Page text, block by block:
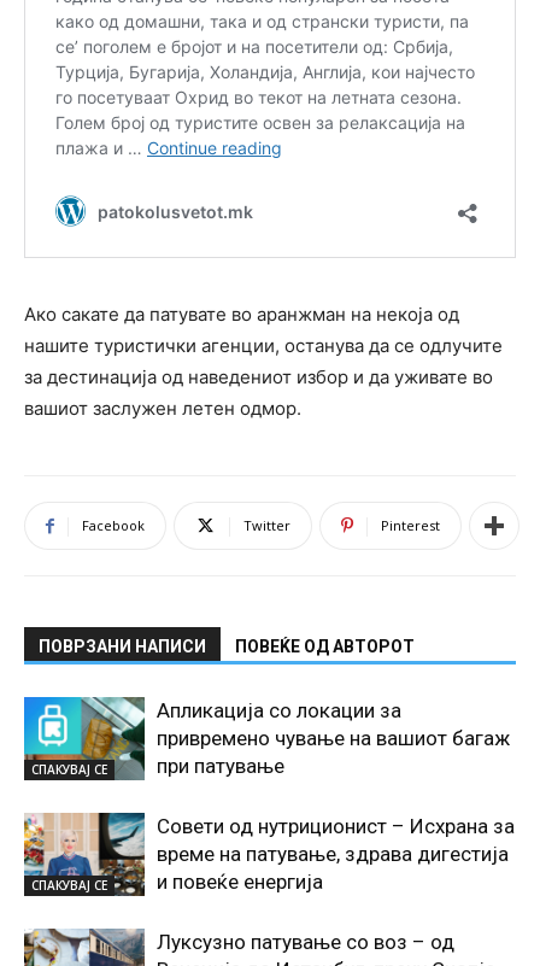
Ако сакате да патувате во аранжман на некоја од
нашите туристички агенции, останува да се одлучите
за дестинациja од наведениот избор и да уживате во
вашиот заслужен летен одмор.
Facebook Twitter Pinterest
ПОВРЗАНИ НАПИСИ ПОВЕЌЕ ОД АВТОРОТ
СПАКУВАЈ СЕ
Апликација со локации за
привремено чување на вашиот багаж
при патување
СПАКУВАЈ СЕ
Совети од нутриционист – Исхрана за
време на патување, здрава дигестија
и повеќе енергија
Луксузно патување со воз – од